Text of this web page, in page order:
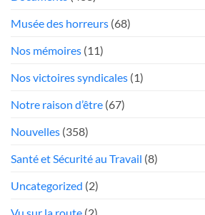
Musée des horreurs (68)
Nos mémoires (11)
Nos victoires syndicales (1)
Notre raison d’être (67)
Nouvelles (358)
Santé et Sécurité au Travail (8)
Uncategorized (2)